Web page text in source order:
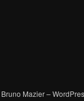
Bruno Mazier –